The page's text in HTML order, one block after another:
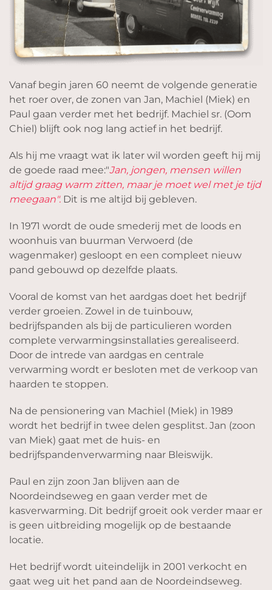
Vanaf begin jaren 60 neemt de volgende generatie
het roer over, de zonen van Jan, Machiel (Miek) en
Paul gaan verder met het bedrijf. Machiel sr. (Oom
Chiel) blijft ook nog lang actief in het bedrijf.
Als hij me vraagt wat ik later wil worden geeft hij mij
de goede raad mee:"Jan, jongen, mensen willen
altijd graag warm zitten, maar je moet wel met je tijd
meegaan". Dit is me altijd bij gebleven.
In 1971 wordt de oude smederij met de loods en
woonhuis van buurman Verwoerd (de
wagenmaker) gesloopt en een compleet nieuw
pand gebouwd op dezelfde plaats.
Vooral de komst van het aardgas doet het bedrijf
verder groeien. Zowel in de tuinbouw,
bedrijfspanden als bij de particulieren worden
complete verwarmingsinstallaties gerealiseerd.
Door de intrede van aardgas en centrale
verwarming wordt er besloten met de verkoop van
haarden te stoppen.
Na de pensionering van Machiel (Miek) in 1989
wordt het bedrijf in twee delen gesplitst. Jan (zoon
van Miek) gaat met de huis- en
bedrijfspandenverwarming naar Bleiswijk.
Paul en zijn zoon Jan blijven aan de
Noordeindseweg en gaan verder met de
kasverwarming. Dit bedrijf groeit ook verder maar er
is geen uitbreiding mogelijk op de bestaande
locatie.
Het bedrijf wordt uiteindelijk in 2001 verkocht en
gaat weg uit het pand aan de Noordeindseweg.